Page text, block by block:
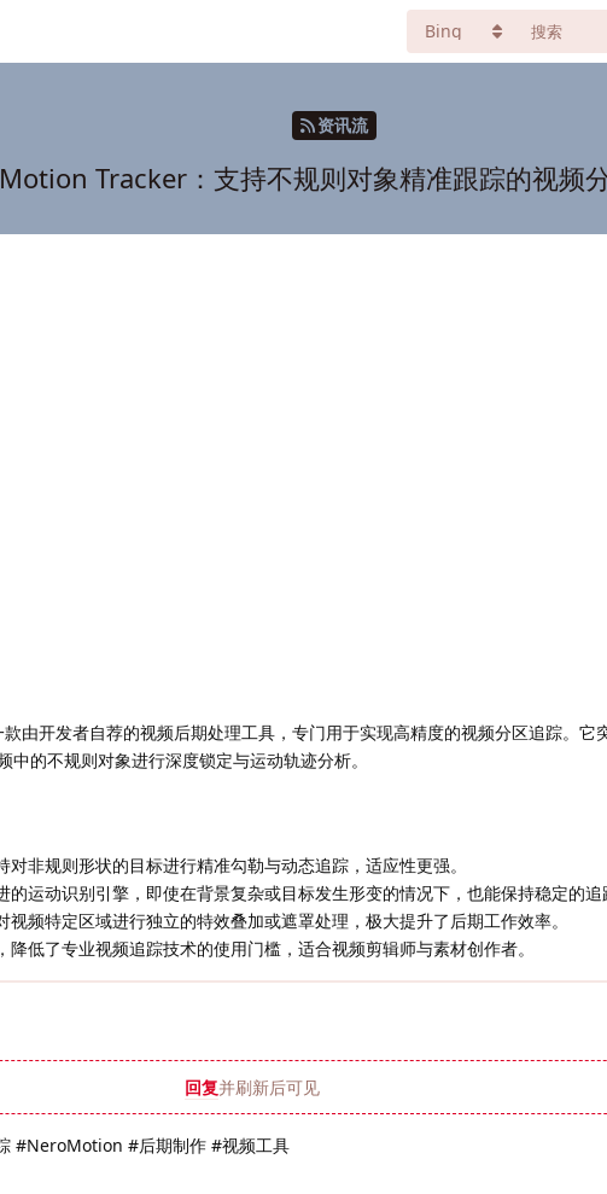
资讯流
Tracker：支持不规则对象精准跟踪的视频
款由开发者自荐的视频后期处理工具，专门用于实现高精度的视频分区追踪。它
中的不规则对象进行深度锁定与运动轨迹分析。
对非规则形状的目标进行精准勾勒与动态追踪，适应性更强。
的运动识别引擎，即使在背景复杂或目标发生形变的情况下，也能保持稳定的追
视频特定区域进行独立的特效叠加或遮罩处理，极大提升了后期工作效率。
降低了专业视频追踪技术的使用门槛，适合视频剪辑师与素材创作者。
回复并刷新后可见
#NeroMotion #后期制作 #视频工具